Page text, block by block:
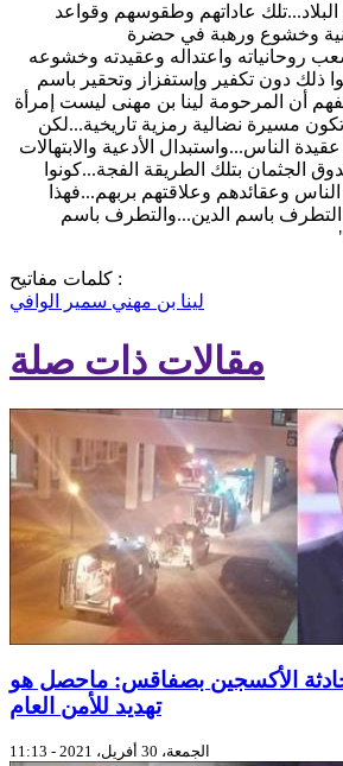
عاداتهم وطقوسهم وقواعد
وخشوع ورهبة في حضرة
روحانياته واعتداله وعقيدته وخشوعه
ذلك دون تكفير وإستفزاز وتحقير باسم
أن المرحومة لينا بن مهنى ليست إمرأة
تكون مسيرة نضالية رمزية تاريخية...لكن
الناس...واستبدال الأدعية والابتهالات
الجثمان بتلك الطريقة الفجة...كونوا
وعقائدهم وعلاقتهم بربهم...فهذا
باسم الدين...والتطرف باسم
كلمات مفاتيح :
لينا بن مهني سمير الوافي
مقالات ذات صلة
الأكسجين بصفاقس: ماحصل هو
تهديد للأمن العام
الجمعة، 30 أفريل، 2021 - 11:13